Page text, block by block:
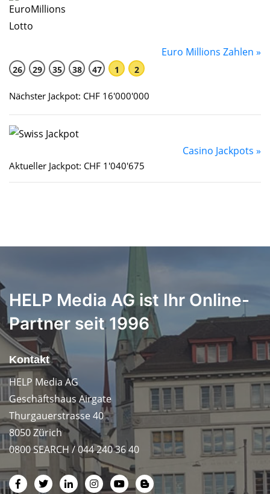
Euro Millions Zahlen »
26 29 35 38 47 1 2
Nächster Jackpot: CHF 16'000'000
Casino Jackpots »
Aktueller Jackpot: CHF 1'040'675
HELP Media AG ist Ihr Online-
Partner seit 1996
Kontakt
HELP Media AG
Geschäftshaus Airgate
Thurgauerstrasse 40
8050 Zürich
0800 SEARCH / 044 240 36 40